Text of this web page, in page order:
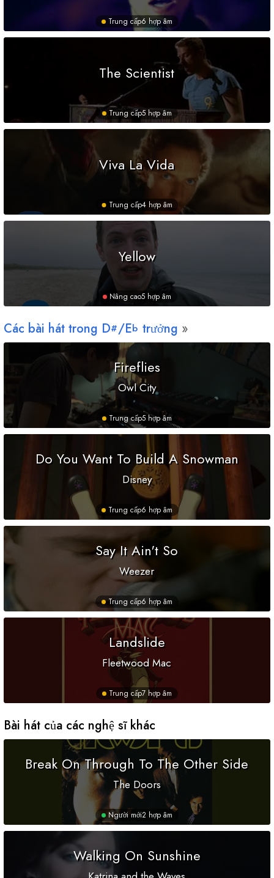
Trung cấp6 hợp âm
The Scientist
Trung cấp5 hợp âm
Viva La Vida
Trung cấp4 hợp âm
Yellow
Nâng cao5 hợp âm
Các bài hát trong D#/Eb trưởng
Fireflies
Owl City
Trung cấp5 hợp âm
Do You Want To Build A Snowman
Disney
Trung cấp6 hợp âm
Say It Ain't So
Weezer
Trung cấp6 hợp âm
Landslide
Fleetwood Mac
Trung cấp7 hợp âm
Bài hát của các nghệ sĩ khác
Break On Through To The Other Side
The Doors
Người mới2 hợp âm
Walking On Sunshine